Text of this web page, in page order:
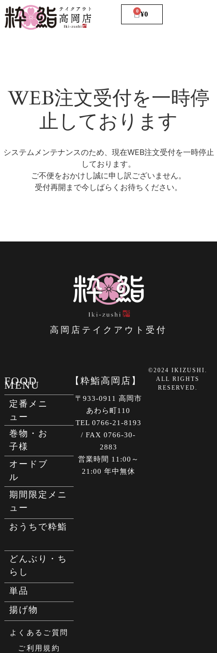
¥0
0
WEB注文受付を一時停
止しております
システムメンテナンスのため、現在WEB注文受付を一時停止
しております。
ご不便をおかけし誠に申し訳ございません。
受付再開まで今しばらくお待ちください。
高岡店テイクアウト受付
FOOD
MENU
定番メニ
ュー
巻物・お
子様
オードブ
ル
期間限定メニ
ュー
おうちで粋鮨
どんぶり・ち
らし
単品
揚げ物
よくあるご質問
ご利用規約
【粋鮨高岡店】
〒933-0911 高岡市
あわら町110
TEL 0766-21-8193
/ FAX 0766-30-
2883
営業時間 11:00～
21:00 年中無休
©2024 IKIZUSHI.
ALL RIGHTS
RESERVED.